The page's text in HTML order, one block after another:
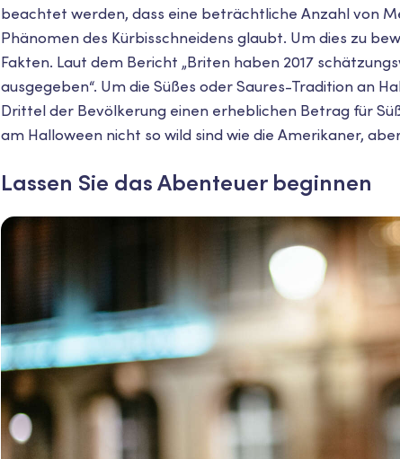
beachtet werden, dass eine beträchtliche Anzahl von
Phänomen des Kürbisschneidens glaubt. Um dies zu
Fakten. Laut dem Bericht „Briten haben 2017
ausgegeben“. Um die Süßes oder Saures-Tradition an
Drittel der Bevölkerung einen erheblichen Betrag für
am Halloween nicht so wild sind wie die Amerikaner,
Lassen Sie das Abenteuer beginnen